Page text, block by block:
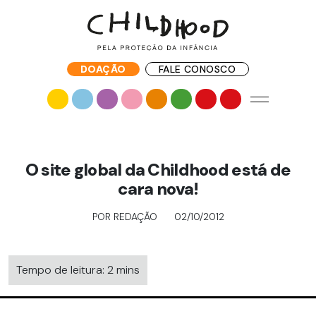
DOAÇÃO FALE CONOSCO
O site global da Childhood está de
cara nova!
POR REDAÇÃO 02/10/2012
Tempo de leitura: 2 mins